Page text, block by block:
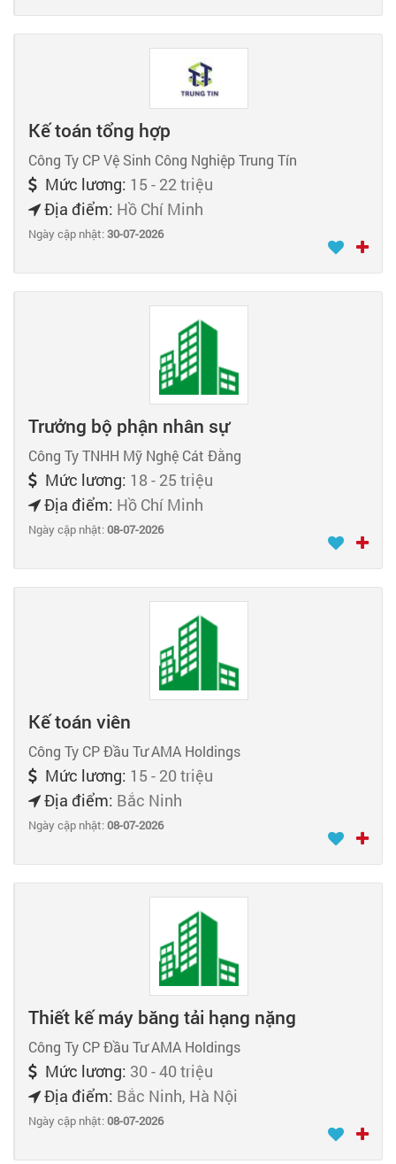
Kế toán tổng hợp
Công Ty CP Vệ Sinh Công Nghiệp Trung Tín
Mức lương: 15 - 22 triệu
Địa điểm: Hồ Chí Minh
Ngày cập nhật:30-07-2026
Trưởng bộ phận nhân sự
Công Ty TNHH Mỹ Nghệ Cát Đằng
Mức lương: 18 - 25 triệu
Địa điểm: Hồ Chí Minh
Ngày cập nhật:08-07-2026
Kế toán viên
Công Ty CP Đầu Tư AMA Holdings
Mức lương: 15 - 20 triệu
Địa điểm: Bắc Ninh
Ngày cập nhật:08-07-2026
Thiết kế máy băng tải hạng nặng
Công Ty CP Đầu Tư AMA Holdings
Mức lương: 30 - 40 triệu
Địa điểm: Bắc Ninh, Hà Nội
Ngày cập nhật:08-07-2026